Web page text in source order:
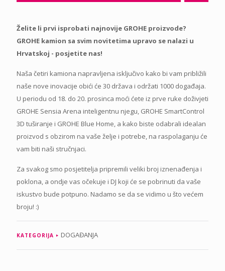
Želite li prvi isprobati najnovije GROHE proizvode?
GROHE kamion sa svim novitetima upravo se nalazi u
Hrvatskoj - posjetite nas!
Naša četiri kamiona napravljena isključivo kako bi vam približili
naše nove inovacije obići će 30 država i održati 1000 događaja.
U periodu od 18. do 20. prosinca moći ćete iz prve ruke doživjeti
GROHE Sensia Arena inteligentnu njegu, GROHE SmartControl
3D tuširanje i GROHE Blue Home, a kako biste odabrali idealan
proizvod s obzirom na vaše želje i potrebe, na raspolaganju će
vam biti naši stručnjaci.
Za svakog smo posjetitelja pripremili veliki broj iznenađenja i
poklona, a ondje vas očekuje i DJ koji će se pobrinuti da vaše
iskustvo bude potpuno. Nadamo se da se vidimo u što većem
broju! :)
KATEGORIJA DOGAĐANJA